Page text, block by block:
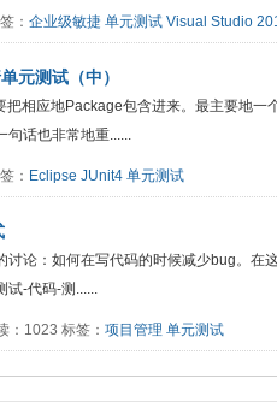
： 企业级敏捷 单元测试 Visual Studio
元测试（中）
相应地Package包含进来。最主要地一
句话也非常地重......
： Eclipse JUnit4 单元测试
讨论：如何在写代码的时候减少bug。在
试-代码-测......
1023 标签： 项目管理 单元测试